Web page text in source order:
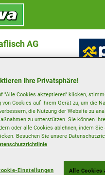
AG
5-7 , 7151 SCHLUEIN
anzeigen
Ihre Privatsphäre!
"Alle Cookies akzeptieren" klicken,
von Cookies auf Ihrem Gerät zu, um die
die Nutzung der Website zu
zu unterstützen. Sie können
oder alle Cookies ablehnen, indem Sie
Besuchen Sie unsere
Einstellungen Alle Cookies